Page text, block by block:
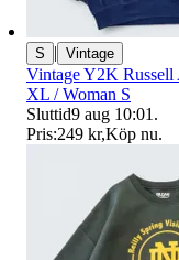
S | Vintage
Vintage Y2K
XL / Woman S
Sluttid9 aug 10:01 .
Pris:249 kr,Köp nu.